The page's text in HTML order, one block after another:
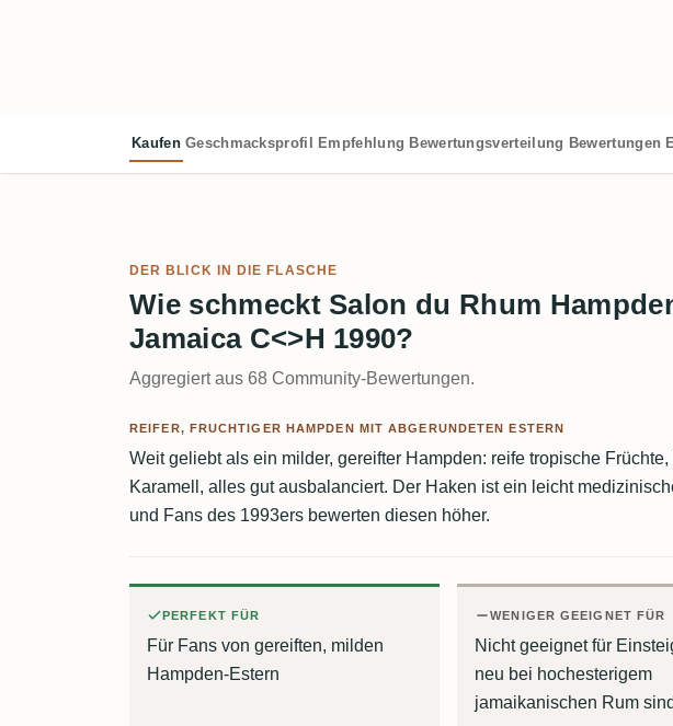
Kaufen Geschmacksprofil Empfehlung Bewertungsverteilung Bewertungen
DER BLICK IN DIE FLASCHE
Wie schmeckt Salon du Rhum
Jamaica C<>H 1990?
Aggregiert aus 68 Community-Bewertungen.
REIFER, FRUCHTIGER HAMPDEN MIT ABGERUNDETEN ESTERN
Weit geliebt als ein milder, gereifter Hampden: reife tropische Früchte,
Karamell, alles gut ausbalanciert. Der Haken ist ein leicht
und Fans des 1993ers bewerten diesen höher.
PERFEKT FÜR
Für Fans von gereiften, milden
Hampden-Estern
WENIGER GEEIGNET FÜR
Nicht geeignet für
neu bei hochesterigem
jamaikanischen Rum sind